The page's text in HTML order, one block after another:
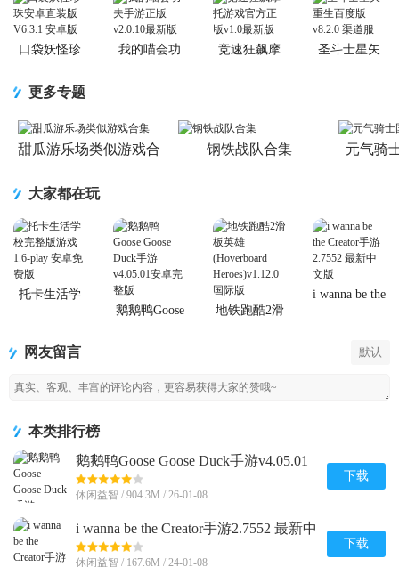
口袋妖怪珍
我的喵会功
竞速狂飙摩
圣斗士星矢
更多专题
甜瓜游乐场类似游戏合
钢铁战队合集 元气骑
大家都在玩
托卡生活学
鹅鹅鸭Goose
地铁跑酷2滑
i wanna be the
网友留言 默认
本类排行榜
鹅鹅鸭Goose Goose Duck手游v4.05.01
安卓完整版
休闲益智 / 904.3M / 26-01-08
下载
i wanna be the Creator手游2.7552 最新中
文版
休闲益智 / 167.6M / 24-01-08
下载